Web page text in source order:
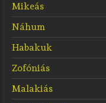
Mikeás
Náhum
Habakuk
Zofóniás
Malakiás